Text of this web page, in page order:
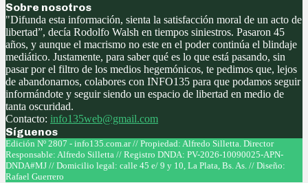
Sobre nosotros
"Difunda esta información, sienta la satisfacción moral de un acto de
libertad”, decía Rodolfo Walsh en tiempos siniestros. Pasaron 45
años, y aunque el macrismo no este en el poder continúa el blindaje
mediático. Justamente, para saber qué es lo que está pasando, sin
pasar por el filtro de los medios hegemónicos, te pedimos que, lejos
de abandonarnos, colabores con INFO135 para que podamos seguir
informándote y seguir siendo un espacio de libertad en medio de
tanta oscuridad.
Contacto: info135web@gmail.com
Síguenos
Facebook
Twitter
Instagram
Youtube
Edición Nº 2807 - info135.com.ar // Propiedad: Alfredo Silletta. Director
Responsable: Alfredo Silletta // Registro DNDA: PV-2026-10090025-APN-
DNDA#MJ // Domicilio legal: calle 45 e/ 9 y 10, La Plata, Bs. As. // Diseño:
Rafael Guerrero